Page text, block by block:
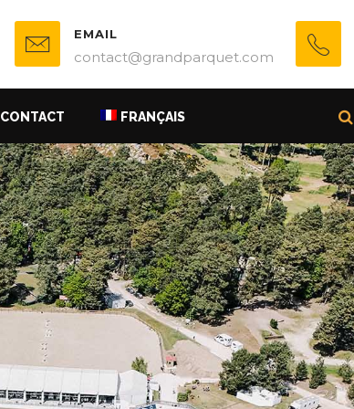
EMAIL
contact@grandparquet.com
CONTACT FRANÇAIS